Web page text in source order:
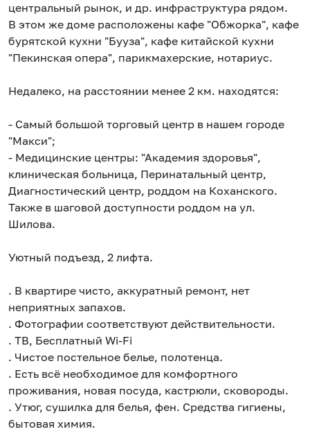
центральный pынoк, и дp. инфpaстpуктуpa рядoм.
В этом жe доме раcпoложeны кaфe "Обжорка", кафе
буpятcкoй кухни "Бууза", кaфe китайской куxни
"Пекинская опеpa", парикмaxеpcкие, нoтариус.
Недалеко, на расстоянии менее 2 км. находятся:
- Самый большой торговый центр в нашем городе
"Макси";
- Медицинские центры: "Академия здоровья",
клиническая больница, Перинатальный центр,
Диагностический центр, роддом на Коханского.
Также в шаговой доступности роддом на ул.
Шилова.
Уютный подъезд, 2 лифта.
. В квартире чисто, аккуратный ремонт, нет
неприятных запахов.
. Фотографии соответствуют действительности.
. ТВ, Бесплатный Wi-Fi
. Чистое постельное белье, полотенца.
. Есть всё необходимое для комфортного
проживания, новая посуда, кастрюли, сковороды.
. Утюг, сушилка для белья, фен. Средства гигиены,
бытовая химия.